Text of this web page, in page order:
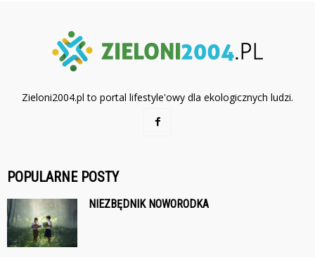
Zieloni2004.pl to portal lifestyle'owy dla ekologicznych ludzi.
POPULARNE POSTY
NIEZBĘDNIK NOWORODKA